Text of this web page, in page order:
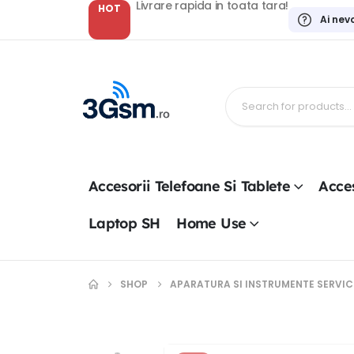
HOT Livrare rapida in toata tara!
Ai
Accesorii Telefoane Si Tablete
Laptop SH Home Use
SHOP APARATURA SI INSTRUMENTE